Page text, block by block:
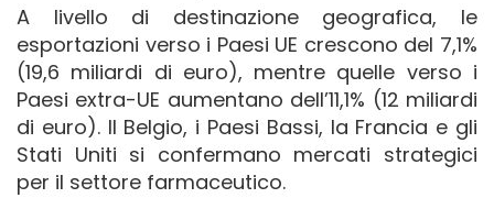
A livello di destinazione geografica, le
esportazioni verso i Paesi UE crescono del 7,1%
(19,6 miliardi di euro), mentre quelle verso i
Paesi extra-UE aumentano dell’11,1% (12 miliardi
di euro). Il Belgio, i Paesi Bassi, la Francia e gli
Stati Uniti si confermano mercati strategici
per il settore farmaceutico.